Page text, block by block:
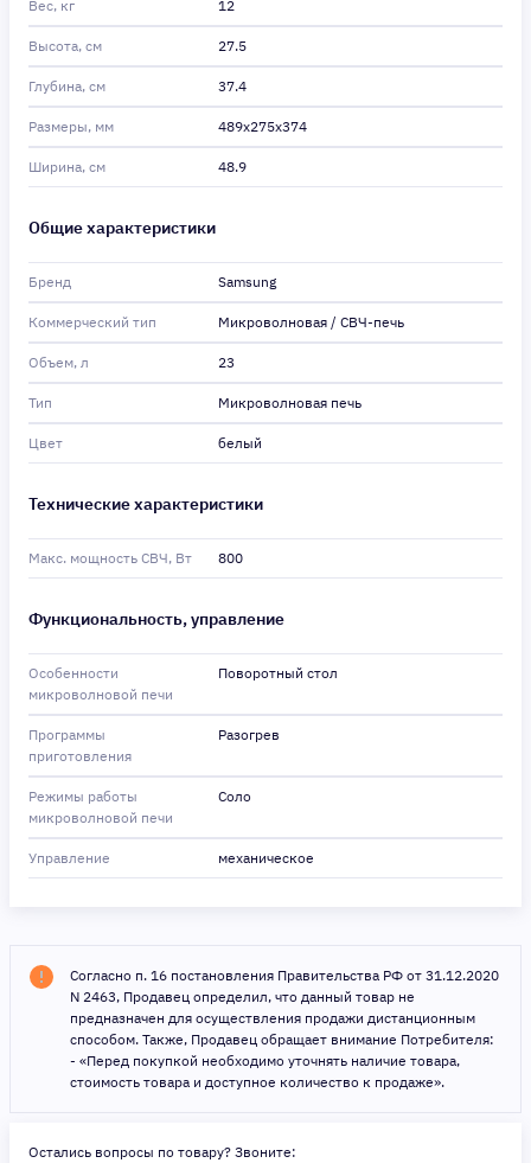
Вес, кг 12
Высота, см 27.5
Глубина, см 37.4
Размеры, мм 489х275х374
Ширина, см 48.9
Общие характеристики
Бренд Samsung
Коммерческий тип Микроволновая / СВЧ-печь
Объем, л 23
Тип Микроволновая печь
Цвет белый
Технические характеристики
Макс. мощность СВЧ, Вт 800
Функциональность, управление
Особенности
микроволновой печи
Поворотный стол
Программы
приготовления
Разогрев
Режимы работы
микроволновой печи
Соло
Управление механическое
Согласно п. 16 постановления Правительства РФ от 31.12.2020
N 2463, Продавец определил, что данный товар не
предназначен для осуществления продажи дистанционным
способом. Также, Продавец обращает внимание Потребителя:
- «Перед покупкой необходимо уточнять наличие товара,
стоимость товара и доступное количество к продаже».
Остались вопросы по товару? Звоните: